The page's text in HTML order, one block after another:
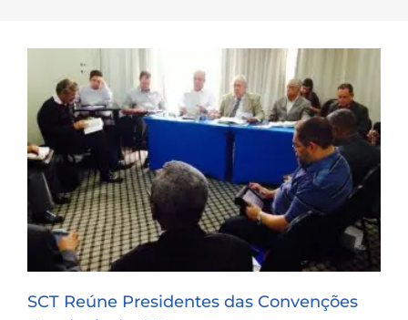
SCT Reúne Presidentes das Convenções
Estaduais da ICB
SCT Reúne Presidentes das Convenções